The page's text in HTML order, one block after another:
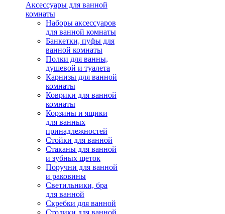
Аксессуары для ванной
комнаты
Наборы аксессуаров
для ванной комнаты
Банкетки, пуфы для
ванной комнаты
Полки для ванны,
душевой и туалета
Карнизы для ванной
комнаты
Коврики для ванной
комнаты
Корзины и ящики
для ванных
принадлежностей
Стойки для ванной
Стаканы для ванной
и зубных щеток
Поручни для ванной
и раковины
Светильники, бра
для ванной
Скребки для ванной
Столики для ванной